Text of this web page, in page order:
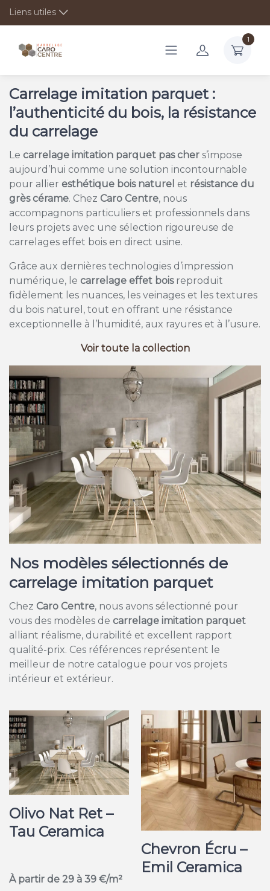
Liens utiles
1
Carrelage imitation parquet :
l’authenticité du bois, la résistance
du carrelage
Le carrelage imitation parquet pas cher s’impose
aujourd’hui comme une solution incontournable
pour allier esthétique bois naturel et résistance du
grès cérame. Chez Caro Centre, nous
accompagnons particuliers et professionnels dans
leurs projets avec une sélection rigoureuse de
carrelages effet bois en direct usine.
Grâce aux dernières technologies d’impression
numérique, le carrelage effet boisreproduit
fidèlement les nuances, les veinages et les textures
du bois naturel, tout en offrant une résistance
exceptionnelle à l’humidité, aux rayures et à l’usure.
Voir toute la collection
Nos modèles sélectionnés de
carrelage imitation parquet
Chez Caro Centre, nous avons sélectionné pour
vous des modèles de carrelage imitation parquet
alliant réalisme, durabilité et excellent rapport
qualité-prix. Ces références représentent le
meilleur de notre catalogue pour vos projets
intérieur et extérieur.
Olivo Nat Ret –
Tau Ceramica
À partir de 29 à 39 €/m²
Chevron Écru –
Emil Ceramica